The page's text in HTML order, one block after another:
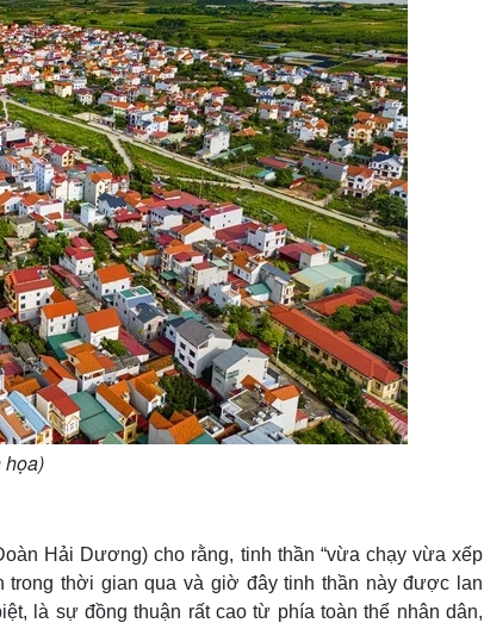
họa)
Hải Dương) cho rằng, tinh thần “vừa chạy vừa xếp
thời gian qua và giờ đây tinh thần này được lan
là sự đồng thuận rất cao từ phía toàn thể nhân dân,